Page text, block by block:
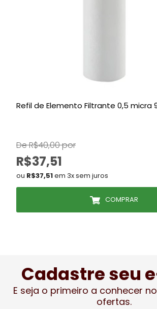
Refil de Elemento Filtrante 0,5 micra
De R$40,00 por
R$37,51
ou R$37,51em 3x sem juros
COMPRAR
Cadastre seu
E seja o primeiro a conhecer
ofertas.